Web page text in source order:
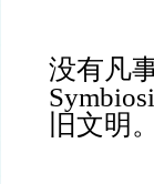
没有凡
旧文明。